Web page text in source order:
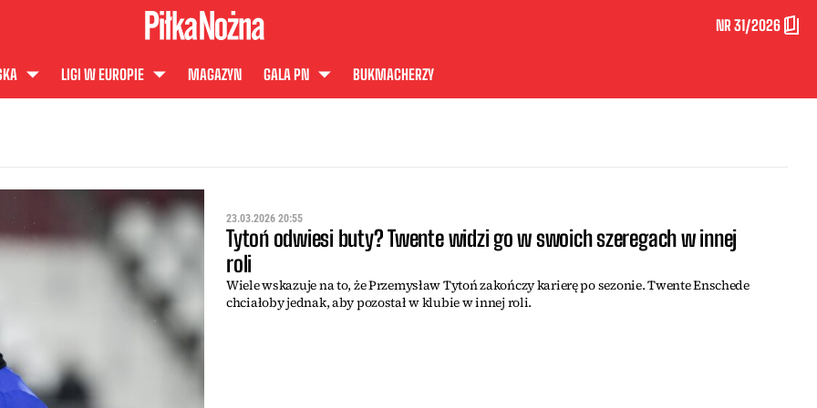
NR 31/2026
LIGI W EUROPIE MAGAZYN GALA PN BUKMACHERZY
23.03.2026 20:55
Tytoń odwiesi buty? Twente widzi go w swoich szeregach w innej
roli
Wiele wskazuje na to, że Przemysław Tytoń zakończy karierę po sezonie. Twente Enschede
chciałoby jednak, aby pozostał w klubie w innej roli.